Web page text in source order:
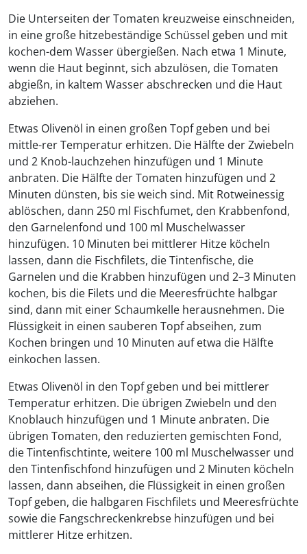
Die Unterseiten der Tomaten kreuzweise einschneiden,
in eine große hitzebeständige Schüssel geben und mit
kochen-dem Wasser übergießen. Nach etwa 1 Minute,
wenn die Haut beginnt, sich abzulösen, die Tomaten
abgießn, in kaltem Wasser abschrecken und die Haut
abziehen.
Etwas Olivenöl in einen großen Topf geben und bei
mittle-rer Temperatur erhitzen. Die Hälfte der Zwiebeln
und 2 Knob-lauchzehen hinzufügen und 1 Minute
anbraten. Die Hälfte der Tomaten hinzufügen und 2
Minuten dünsten, bis sie weich sind. Mit Rotweinessig
ablöschen, dann 250 ml Fischfumet, den Krabbenfond,
den Garnelenfond und 100 ml Muschelwasser
hinzufügen. 10 Minuten bei mittlerer Hitze köcheln
lassen, dann die Fischfilets, die Tintenfische, die
Garnelen und die Krabben hinzufügen und 2–3 Minuten
kochen, bis die Filets und die Meeresfrüchte halbgar
sind, dann mit einer Schaumkelle herausnehmen. Die
Flüssigkeit in einen sauberen Topf abseihen, zum
Kochen bringen und 10 Minuten auf etwa die Hälfte
einkochen lassen.
Etwas Olivenöl in den Topf geben und bei mittlerer
Temperatur erhitzen. Die übrigen Zwiebeln und den
Knoblauch hinzufügen und 1 Minute anbraten. Die
übrigen Tomaten, den reduzierten gemischten Fond,
die Tintenfischtinte, weitere 100 ml Muschelwasser und
den Tintenfischfond hinzufügen und 2 Minuten köcheln
lassen, dann abseihen, die Flüssigkeit in einen großen
Topf geben, die halbgaren Fischfilets und Meeresfrüchte
sowie die Fangschreckenkrebse hinzufügen und bei
mittlerer Hitze erhitzen.